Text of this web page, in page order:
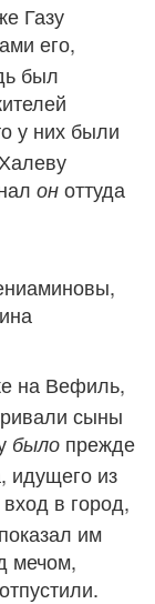
Газу
его,
был
у них были
он оттуда
на Вефиль,
сыны
было прежде
идущего из
в город,
им
мечом,